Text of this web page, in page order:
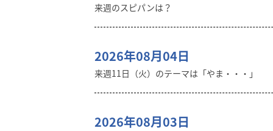
来週のスピパンは？
2026年08月04日
来週11日（火）のテーマは「やま・・・」
2026年08月03日